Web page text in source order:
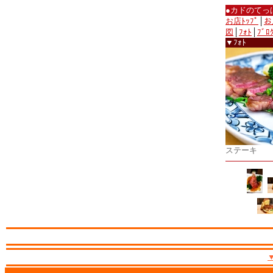
●カドのて
お店ﾄｯﾌﾟ
図
ﾌｫﾄ
ﾌﾞﾛ
▼ﾌｫﾄ
ステーキ